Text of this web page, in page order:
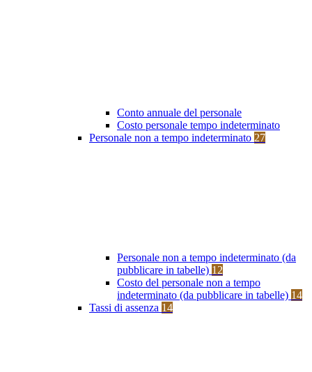
Conto annuale del personale
Costo personale tempo indeterminato
Personale non a tempo indeterminato 27
Personale non a tempo indeterminato (da
pubblicare in tabelle) 12
Costo del personale non a tempo
indeterminato (da pubblicare in tabelle) 14
Tassi di assenza 14